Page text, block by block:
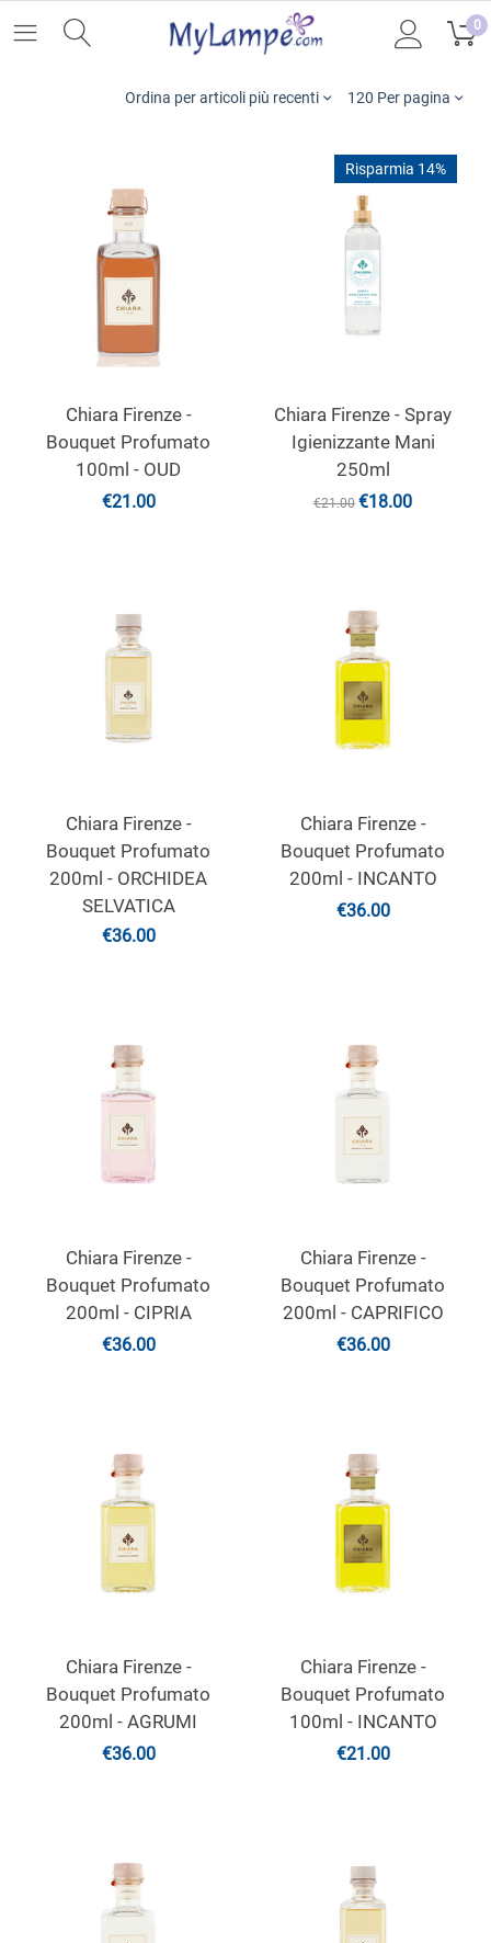
0
Ordina per articoli più recenti 120 Per pagina
Chiara Firenze -
Bouquet Profumato
100ml - OUD
€21.00
Risparmia 14%
Chiara Firenze - Spray
Igienizzante Mani
250ml
€21.00 €18.00
Chiara Firenze -
Bouquet Profumato
200ml - ORCHIDEA
SELVATICA
€36.00
Chiara Firenze -
Bouquet Profumato
200ml - INCANTO
€36.00
Chiara Firenze -
Bouquet Profumato
200ml - CIPRIA
€36.00
Chiara Firenze -
Bouquet Profumato
200ml - CAPRIFICO
€36.00
Chiara Firenze -
Bouquet Profumato
200ml - AGRUMI
€36.00
Chiara Firenze -
Bouquet Profumato
100ml - INCANTO
€21.00